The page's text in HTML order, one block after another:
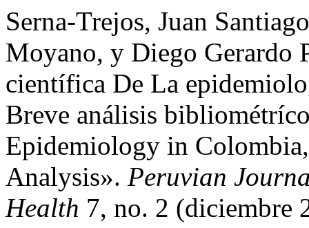
Serna-Trejos, Juan
Moyano, y Diego Gerardo
científica De La
Breve análisis
Epidemiology in
Analysis». Peruvian
Health 7, no. 2 (diciembre